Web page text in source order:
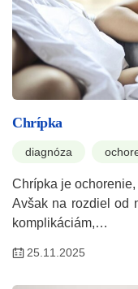
Chrípka
diagnóza
Chrípka je
Avšak na rozdiel od
komplikáciám,…
25.11.2025